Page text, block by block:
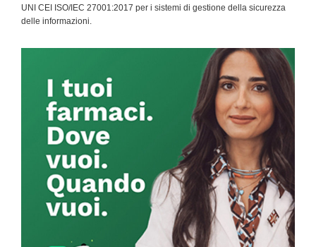
UNI CEI ISO/IEC 27001:2017 per i sistemi di gestione della sicurezza
delle informazioni.
Sidebar